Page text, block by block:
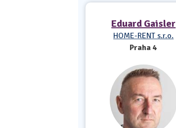
Eduard Gaisler
HOME-RENT s.r.o.
Praha 4